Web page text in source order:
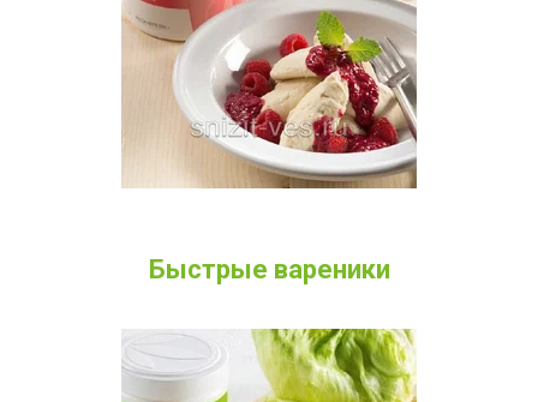
Быстрые вареники